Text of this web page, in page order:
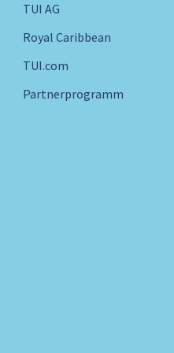
TUI AG
Royal Caribbean
TUI.com
Partnerprogramm